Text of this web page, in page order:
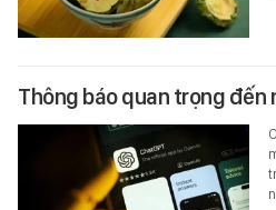
Thông báo quan trọng đến